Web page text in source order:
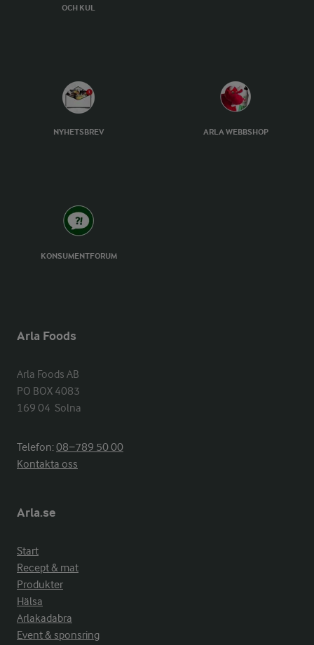
OCH KUL
NYHETSBREV ARLA WEBBSHOP
KONSUMENTFORUM
Arla Foods
Arla Foods AB
PO BOX 4083
169 04  Solna
Telefon:08−789 50 00
Kontakta oss
Arla.se
Start
Recept & mat
Produkter
Hälsa
Arlakadabra
Event & sponsring